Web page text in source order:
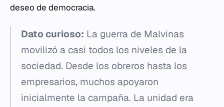
deseo de democracia.
Dato curioso: La guerra de Malvinas
movilizó a casi todos los niveles de la
sociedad. Desde los obreros hasta los
empresarios, muchos apoyaron
inicialmente la campaña. La unidad era